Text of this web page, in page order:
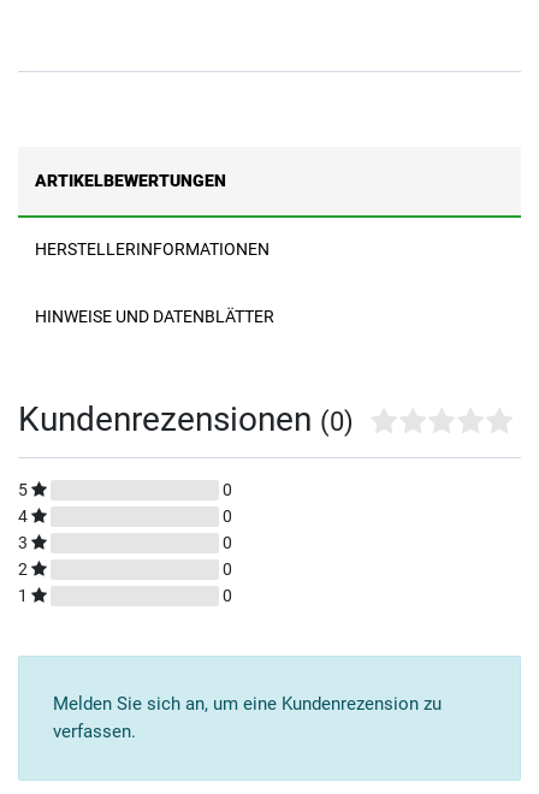
ARTIKELBEWERTUNGEN
HERSTELLERINFORMATIONEN
HINWEISE UND DATENBLÄTTER
Kundenrezensionen (0)
5
0
4
0
3
0
2
0
1
0
Melden Sie sich an, um eine Kundenrezension zu
verfassen.